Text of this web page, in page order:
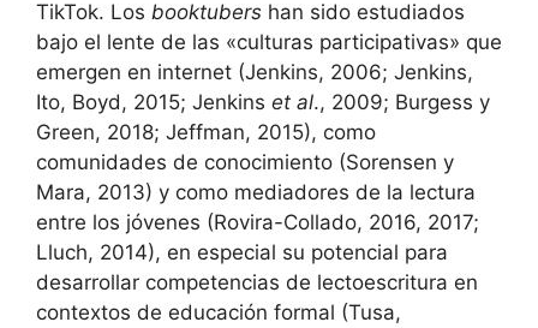
TikTok. Los booktubers han sido estudiados
bajo el lente de las «culturas participativas» que
emergen en internet (Jenkins, 2006; Jenkins,
Ito, Boyd, 2015; Jenkins et al., 2009; Burgess y
Green, 2018; Jeffman, 2015), como
comunidades de conocimiento (Sorensen y
Mara, 2013) y como mediadores de la lectura
entre los jóvenes (Rovira-Collado, 2016, 2017;
Lluch, 2014), en especial su potencial para
desarrollar competencias de lectoescritura en
contextos de educación formal (Tusa,